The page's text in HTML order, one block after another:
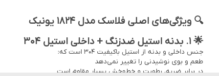
انجامد.
شما میتوانید آب را با هر دمایی طی ساعات مختلف همراه داشته باشید.
نوع استفاده از اینفلاسک به صورتپمپیاست که یاعث راحتی شماست
و شما به راحتی فنجان خود و خانواده تان را در کمترین زمان ممکن از
🔍 ویژگی‌های اصلی فلاسک مدل 1824 یونیک
🌟 ۱. بدنه استیل ضدزنگ + داخلی استیل 304
جنس داخلی و بدنه از استیل باکیفیت 304 است که:
طعم و بوی نوشیدنی را تغییر نمی‌دهد
در برابر ضربه، رطوبت و خط‌وخش بسیار مقاوم است